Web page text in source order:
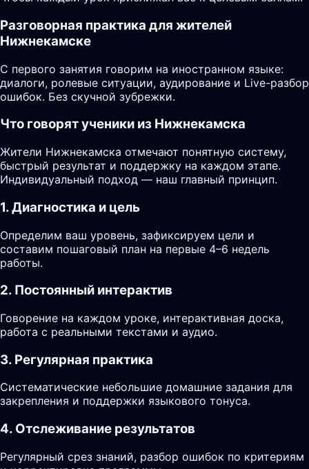
Разговорная практика для жителей
Нижнекамске
С первого занятия говорим на иностранном языке:
диалоги, ролевые ситуации, аудирование и Live-разбор
ошибок. Без скучной зубрежки.
Что говорят ученики из Нижнекамска
Жители Нижнекамска отмечают понятную систему,
быстрый результат и поддержку на каждом этапе.
Индивидуальный подход — наш главный принцип.
1. Диагностика и цель
Определим ваш уровень, зафиксируем цели и
составим пошаговый план на первые 4–6 недель
работы.
2. Постоянный интерактив
Говорение на каждом уроке, интерактивная доска,
работа с реальными текстами и аудио.
3. Регулярная практика
Систематические небольшие домашние задания для
закрепления и поддержки языкового тонуса.
4. Отслеживание результатов
Регулярный срез знаний, разбор ошибок по критериям